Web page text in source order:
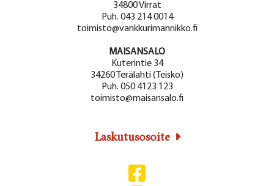
34800 Virrat
Puh. 043 214 0014
toimisto@vankkurimannikko.fi
MAISANSALO
Kuterintie 34
34260 Terälahti (Teisko)
Puh. 050 4123 123
toimisto@maisansalo.fi
Laskutusosoite